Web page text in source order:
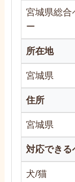
宮城県総合
ー
所在地
宮城県
住所
宮城県
対応できる
犬/猫